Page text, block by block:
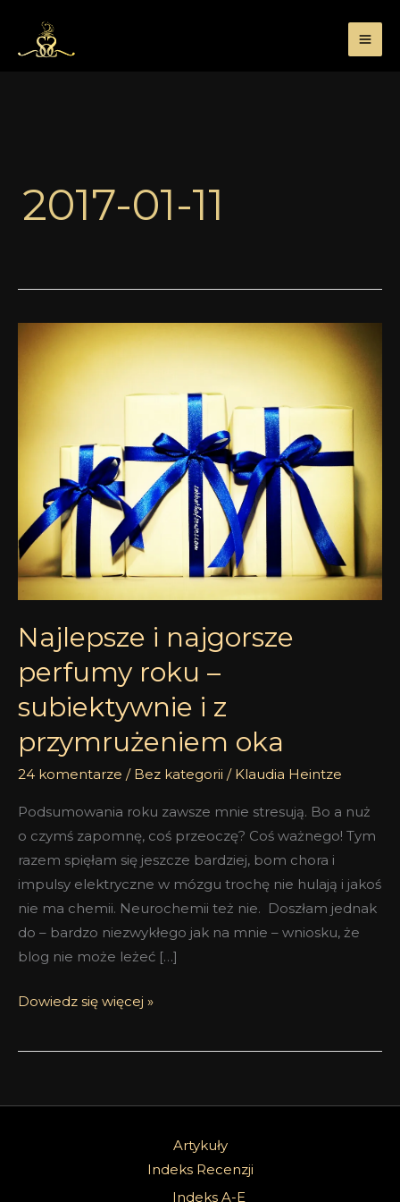
treści
2017-01-11
Najlepsze i najgorsze
perfumy roku –
subiektywnie i z
przymrużeniem oka
24 komentarze / Bez kategorii / Klaudia Heintze
Podsumowania roku zawsze mnie stresują. Bo a nuż
o czymś zapomnę, coś przeoczę? Coś ważnego! Tym
razem spięłam się jeszcze bardziej, bom chora i
impulsy elektryczne w mózgu trochę nie hulają i jakoś
nie ma chemii. Neurochemii też nie. Doszłam jednak
do – bardzo niezwykłego jak na mnie – wniosku, że
blog nie może leżeć […]
Najlepsze
subiektywnie
przymrużeniem
oka
Dowiedz się więcej »
Artykuły
Indeks Recenzji
Indeks A-E